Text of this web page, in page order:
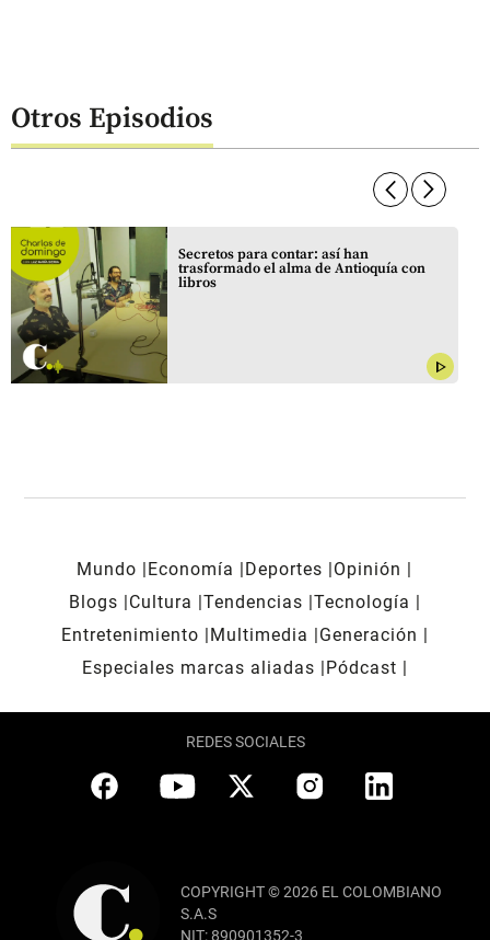
Otros Episodios
arrow_forward_ios
Secretos para contar: así han
trasformado el alma de Antioquía con
libros
play_arrow
arrow_forward_ios
Mundo Economía Deportes
Opinión
Blogs
Cultura Tendencias Tecnología
Entretenimiento
Multimedia
Generación
Especiales marcas aliadas
Pódcast
REDES SOCIALES
COPYRIGHT © 2026 EL COLOMBIANO
S.A.S
NIT: 890901352-3